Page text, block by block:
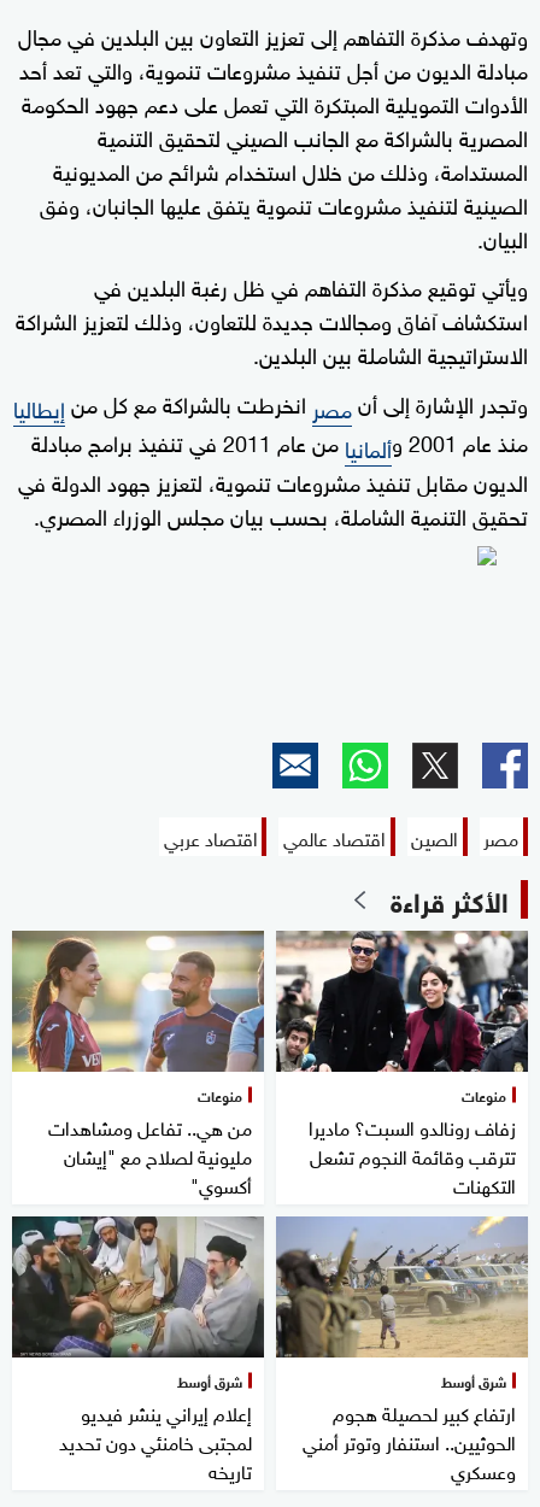
وتهدف مذكرة التفاهم إلى تعزيز التعاون بين البلدين في مجال
مبادلة الديون من أجل تنفيذ مشروعات تنموية، والتي تعد أحد
الأدوات التمويلية المبتكرة التي تعمل على دعم جهود الحكومة
المصرية بالشراكة مع الجانب الصيني لتحقيق التنمية
المستدامة، وذلك من خلال استخدام شرائح من المديونية
الصينية لتنفيذ مشروعات تنموية يتفق عليها الجانبان، وفق
البيان.
ويأتي توقيع مذكرة التفاهم في ظل رغبة البلدين في
استكشاف آفاق ومجالات جديدة للتعاون، وذلك لتعزيز الشراكة
الاستراتيجية الشاملة بين البلدين.
وتجدر الإشارة إلى أنمصر انخرطت بالشراكة مع كل منإيطاليا
منذ عام 2001 و
ألمانيا
من عام 2011 في تنفيذ برامج مبادلة
الديون مقابل تنفيذ مشروعات تنموية، لتعزيز جهود الدولة في
تحقيق التنمية الشاملة، بحسب بيان مجلس الوزراء المصري.
مصر الصين اقتصاد عالمي اقتصاد عربي
الأكثر قراءة
منوعات
زفاف رونالدو السبت؟ ماديرا
تترقب وقائمة النجوم تشعل
التكهنات
منوعات
من هي.. تفاعل ومشاهدات
مليونية لصلاح مع "إيشان
أكسوي"
شرق أوسط
ارتفاع كبير لحصيلة هجوم
الحوثيين.. استنفار وتوتر أمني
وعسكري
شرق أوسط
إعلام إيراني ينشر فيديو
لمجتبى خامنئي دون تحديد
تاريخه